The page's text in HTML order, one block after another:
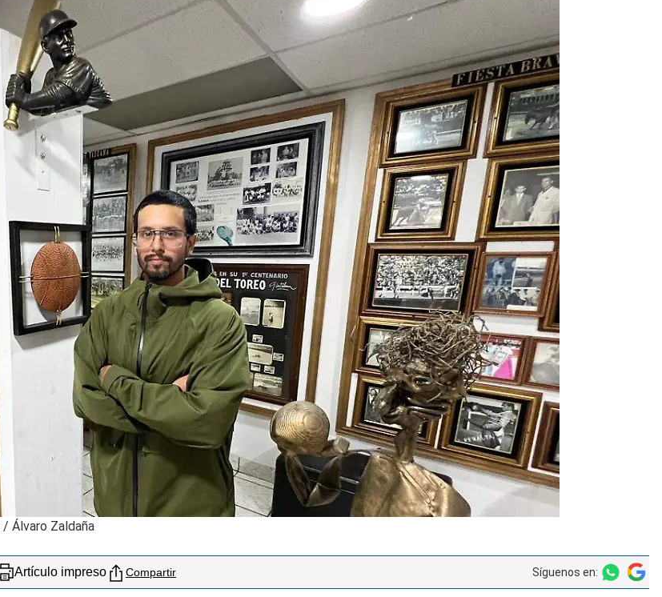
/ Álvaro Zaldaña
Artículo impreso Compartir Síguenos en: